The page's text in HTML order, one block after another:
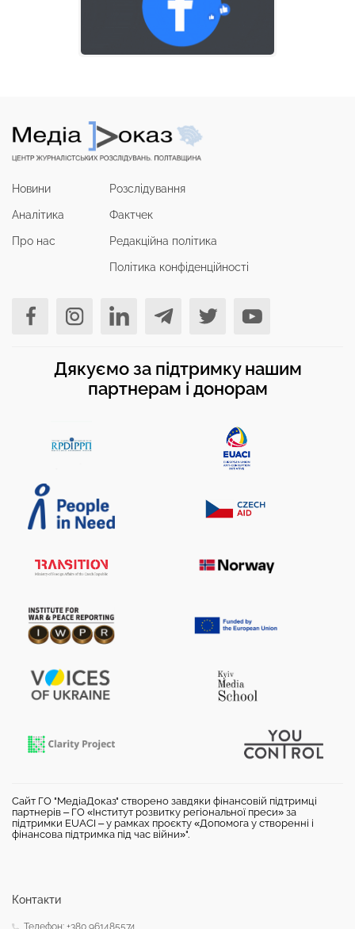
Новини
Аналітика
Про нас
Розслідування
Фактчек
Редакційна політика
Політика конфіденційності
Дякуємо за підтримку нашим
партнерам і донорам
Сайт ГО "МедіаДоказ" створено завдяки фінансовій підтримці
партнерів – ГО «Інститут розвитку регіональної преси» за
підтримки EUACI – у рамках проєкту «Допомога у створенні і
фінансова підтримка під час війни»".
Контакти
Телефон: +380 961485574